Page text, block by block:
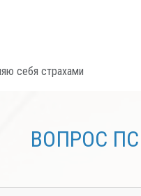
себя страхами
ВОПРОС